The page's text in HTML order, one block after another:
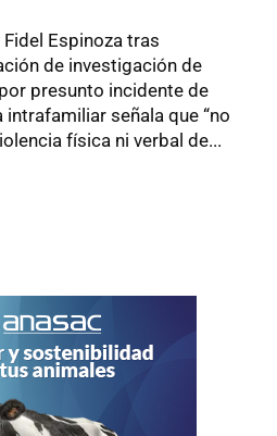
Espinoza tras
de investigación de
presunto incidente de
intrafamiliar señala que “no
física ni verbal de...